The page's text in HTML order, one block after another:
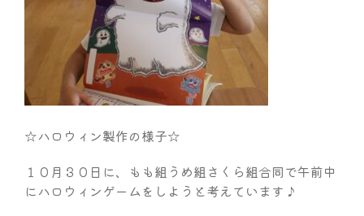
☆ハロウィン製作の様子☆
１０月３０日に、もも組うめ組さくら組合同で午前中
にハロウィンゲームをしようと考えています♪